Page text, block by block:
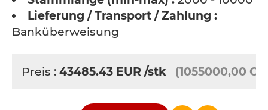
Lieferung / Transport / Zahlung :
Banküberweisung
Preis : 43485.43 EUR /stk (1055000,00